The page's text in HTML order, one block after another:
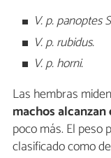
V. p. panoptes
V. p. rubidus.
V. p. horni.
Las hembras
machos
poco más. El peso
clasificado como